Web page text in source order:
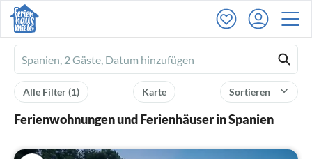
Ferienhausmiete
logo
Sortieren
Karte
Alle Filter(1)
Ferienwohnungen und Ferienhäuser in Spanien